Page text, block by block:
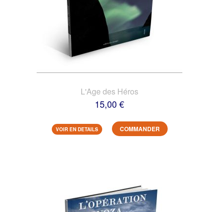
L'Age des Héros
15,00 €
VOIR EN DETAILS COMMANDER